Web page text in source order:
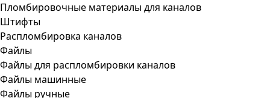
Пломбировочные материалы для каналов
Штифты
Распломбировка каналов
Файлы
Файлы для распломбировки каналов
Файлы машинные
Файлы ручные